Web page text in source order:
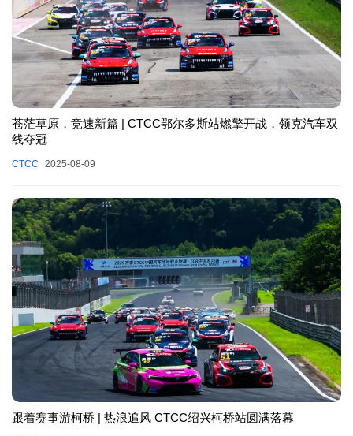
苍茫草原，竞速新篇 | CTCC鄂尔多斯站燃擎开战，领克汽车双
线夺冠
CTCC 2025-08-09
跟着赛事游柯桥 | 热浪追风 CTCC绍兴柯桥站圆满落幕